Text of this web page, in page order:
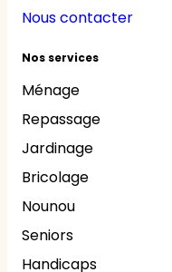
Nous contacter
Nos services
Ménage
Repassage
Jardinage
Bricolage
Nounou
Seniors
Handicaps